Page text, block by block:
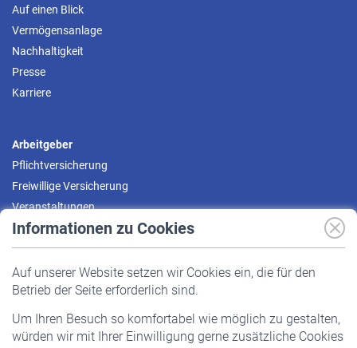
Informationen zu Cookies
Auf unserer Website setzen wir Cookies ein, die für den
Betrieb der Seite erforderlich sind.
Um Ihren Besuch so komfortabel wie möglich zu gestalten,
würden wir mit Ihrer Einwilligung gerne zusätzliche Cookies
Auf einen Blick
Vermögensanlage
Nachhaltigkeit
Presse
Karriere
Arbeitgeber
Pflichtversicherung
Freiwillige Versicherung
Veranstaltungen
Pflichtversicherung
Staatliche Förderung
Veranstaltungen